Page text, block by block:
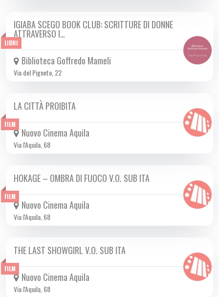
LIBRI
DA MER 27/11 A MER 16/04 2025
IGIABA SCEGO BOOK CLUB: SCRITTURE DI DONNE
ATTRAVERSO I…
Biblioteca Goffredo Mameli
Via del Pigneto, 22
FILM
DA SAB 08/03 A MER 16/04 2025
LA CITTÀ PROIBITA
Nuovo Cinema Aquila
Via l'Aquila, 68
FILM
DA GIO 13/03 A MER 16/04 2025
HOKAGE – OMBRA DI FUOCO V.O. SUB ITA
Nuovo Cinema Aquila
Via l'Aquila, 68
FILM
DA GIO 03/04 A MER 30/04 2025
THE LAST SHOWGIRL V.O. SUB ITA
Nuovo Cinema Aquila
Via l'Aquila, 68